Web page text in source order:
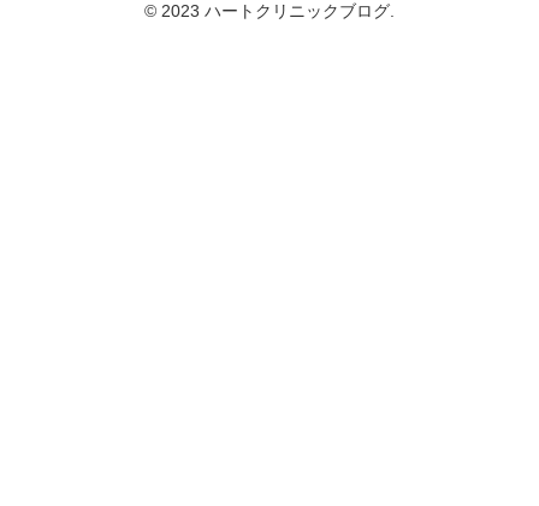
© 2023 ハートクリニックブログ.